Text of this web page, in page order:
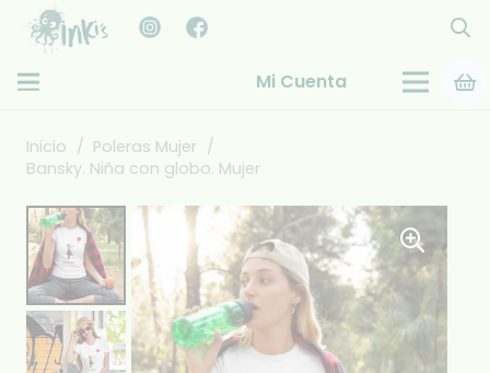
Mi Cuenta
Inicio / Poleras Mujer /
Bansky. Niña con globo. Mujer